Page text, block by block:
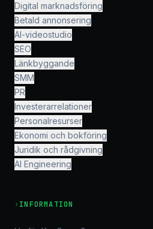
Digital marknadsföring
Betald annonsering
AI-videostudio
SEO
Länkbyggande
SMM
PR
Investerarrelationer
Personalresurser
Ekonomi och bokföring
Juridik och rådgivning
AI Engineering
› INFORMATION